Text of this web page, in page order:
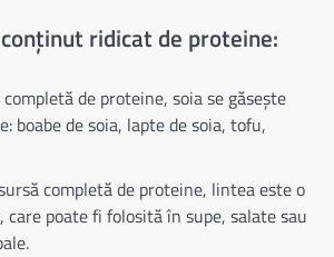
ridicat de proteine:
completă de proteine, soia se găsește
boabe de soia, lapte de soia, tofu,
completă de proteine, lintea este o
care poate fi folosită în supe, salate sau